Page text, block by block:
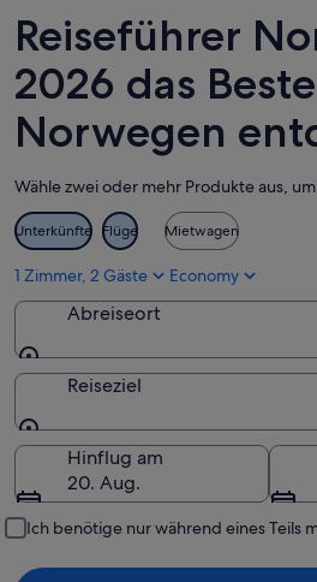
Rogaland (Provinz)
Telemark
Troms
Trøndelag
Vestfold
Vestland
Østfold
Reiseführer
2026 das
Norwegen
Wähle zwei oder mehr Produkte aus,
Unterkünfte Flüge Mietwagen
1 Zimmer, 2 Gäste Economy
Abreiseort
Abreiseort
Reiseziel
Reiseziel
Hinflug am
20. Aug.
Ich benötige nur während eines Teils